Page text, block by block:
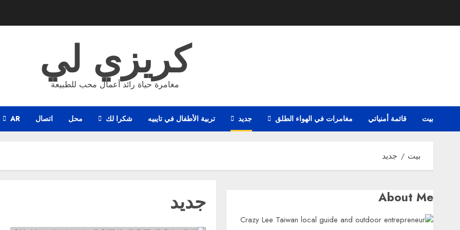
كريزي لي
مغامرة حياة رائد أعمال محب للطبيعة
بيت قائمة أمنياتي مغامرات في الهواء الطلق جديد تربية الأطفال في تايبيه شكرا لك محل اتصال AR
بيت جديد
جديد About Me